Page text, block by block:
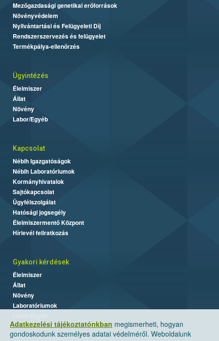
Adatkezelési tájékoztatónkban megismerheti, hogyan
gondoskodunk személyes adatai védelméről. Weboldalunk
Mezőgazdasági genetikai erőforrások
Növényvédelem
Nyilvántartási és Felügyeleti Díj
Rendszerszervezés és felügyelet
Termékpálya-ellenőrzés
Ügyintézés
Élelmiszer
Állat
Növény
Labor/Egyéb
Kapcsolat
Nébih Igazgatóságok
Nébih Laboratóriumok
Kormányhivatalok
Sajtókapcsolat
Ügyfélszolgálat
Hatósági jogsegély
Élelmiszermentő Központ
Hírlevél feliratkozás
Gyakori kérdések
Élelmiszer
Állat
Növény
Laboratóriumok